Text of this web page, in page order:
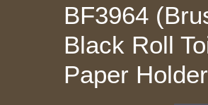
BF3964
Black Roll
Paper